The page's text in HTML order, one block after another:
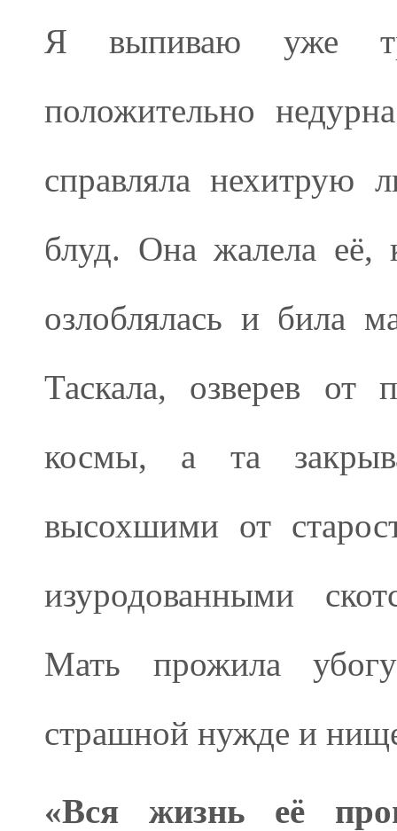
Я выпиваю уже
положительно
справляла нехитрую
блуд. Она жалела её,
озлоблялась и била
Таскала, озверев от
космы, а та
высохшими от
изуродованными
Мать прожила
страшной нужде и
«Вся жизнь её